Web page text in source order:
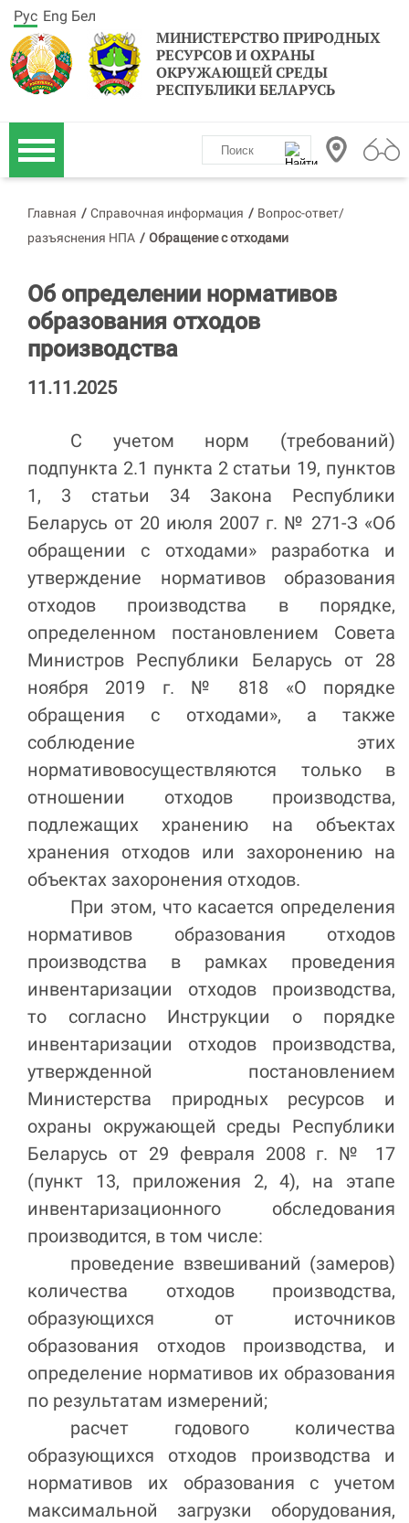
МИНИСТЕРСТВО ПРИРОДНЫХ
РЕСУРСОВ И ОХРАНЫ
ОКРУЖАЮЩЕЙ СРЕДЫ
РЕСПУБЛИКИ БЕЛАРУСЬ
Рус Eng Бел
Главная / Справочная информация / Вопрос-ответ/
разъяснения НПА / Обращение с отходами
Об определении нормативов
образования отходов
производства
11.11.2025
С учетом норм (требований)
подпункта 2.1 пункта 2 статьи 19, пунктов
1, 3 статьи 34 Закона Республики
Беларусь от 20 июля 2007 г. № 271-З «Об
обращении с отходами» разработка и
утверждение нормативов образования
отходов производства в порядке,
определенном постановлением Совета
Министров Республики Беларусь от 28
ноября 2019 г. № 818 «О порядке
обращения с отходами», а также
соблюдение этих
нормативовосуществляются только в
отношении отходов производства,
подлежащих хранению на объектах
хранения отходов или захоронению на
объектах захоронения отходов.
При этом, что касается определения
нормативов образования отходов
производства
в рамках проведения
инвентаризации отходов производства,
то согласно Инструкции о порядке
инвентаризации отходов производства,
утвержденной постановлением
Министерства природных ресурсов и
охраны окружающей среды Республики
Беларусь от 29 февраля 2008 г. № 17
(пункт 13, приложения 2, 4), на этапе
инвентаризационного обследования
производится, в том числе:
проведение взвешиваний (замеров)
количества отходов производства,
образующихся от источников
образования отходов производства, и
определение нормативов их образования
по результатам измерений;
расчет годового количества
образующихся отходов производства и
нормативов их образования с учетом
максимальной загрузки оборудования,